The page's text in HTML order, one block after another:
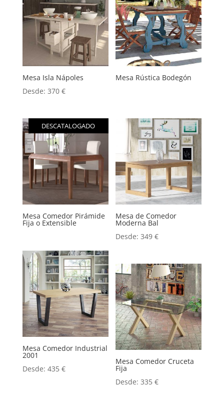
Mesa Isla Nápoles
Desde: 370 €
Mesa Rústica Bodegón
DESCATALOGADO
Mesa Comedor Pirámide
Fija o Extensible
Mesa de Comedor
Moderna Bal
Desde:349€
Mesa Comedor Industrial
2001
Desde: 435 €
Mesa Comedor Cruceta
Fija
Desde:335€